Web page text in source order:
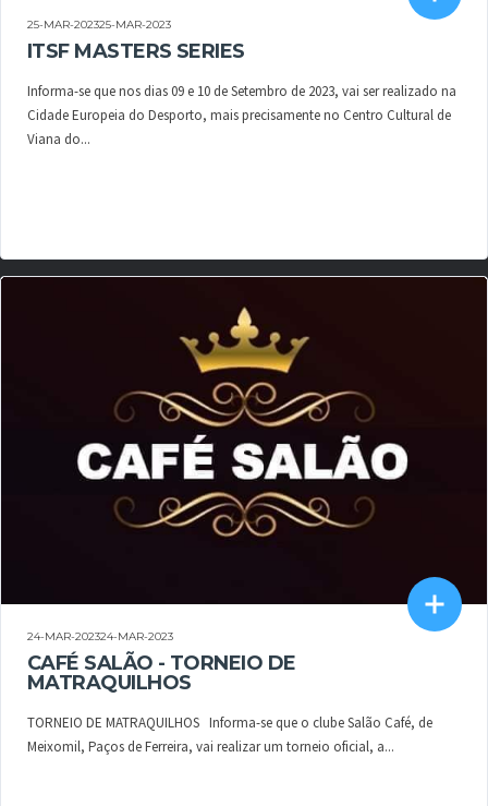
25-MAR-202325-MAR-2023
ITSF MASTERS SERIES
Informa-se que nos dias 09 e 10 de Setembro de 2023, vai ser realizado na
Cidade Europeia do Desporto, mais precisamente no Centro Cultural de
Viana do...
24-MAR-202324-MAR-2023
CAFÉ SALÃO - TORNEIO DE
MATRAQUILHOS
TORNEIO DE MATRAQUILHOS Informa-se que o clube Salão Café, de
Meixomil, Paços de Ferreira, vai realizar um torneio oficial, a...